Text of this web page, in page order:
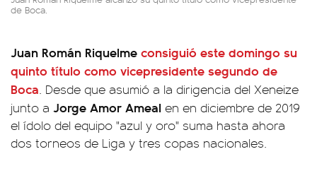
de Boca.
Juan Román Riquelme consiguió este domingo su
quinto título como vicepresidente segundo de
Boca. Desde que asumió a la dirigencia del Xeneize
junto a Jorge Amor Ameal en en diciembre de 2019
el ídolo del equipo "azul y oro" suma hasta ahora
dos torneos de Liga y tres copas nacionales.